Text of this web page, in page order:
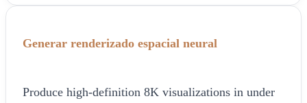
Generar renderizado espacial neural
Produce high-definition 8K visualizations in under